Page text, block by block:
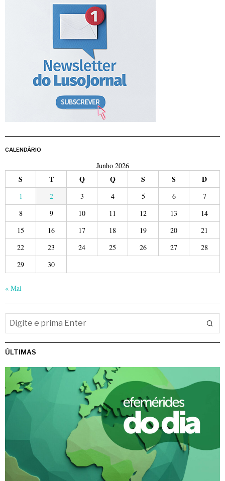
CALENDÁRIO
Junho 2026
S T Q Q S S D
1 2 3 4 5 6
7
8
9 10 11 12 13
14
15
16 17 18 19 20
21
22
23 24 25 26 27
28
29
30
« Mai
ÚLTIMAS